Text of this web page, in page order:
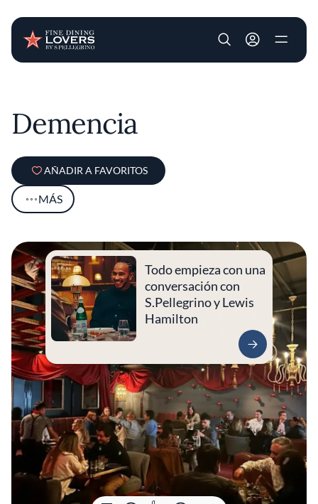
User account
Demencia
AÑADIR A FAVORITOS
MÁS
Todo empieza con una
conversación con
S.Pellegrino y Lewis
Hamilton